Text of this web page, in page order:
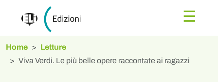
☰
Home
Letture
Viva Verdi. Le più belle opere raccontate ai ragazzi